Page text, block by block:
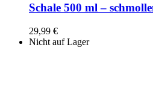
Schale 500 ml –
29,99 €
Nicht auf Lager